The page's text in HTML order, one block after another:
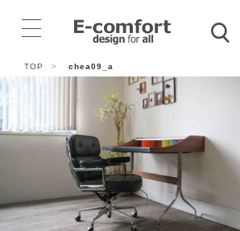
TOP > chea09_a